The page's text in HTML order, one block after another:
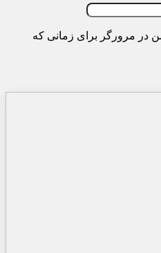
در مرورگر برای زمانی که